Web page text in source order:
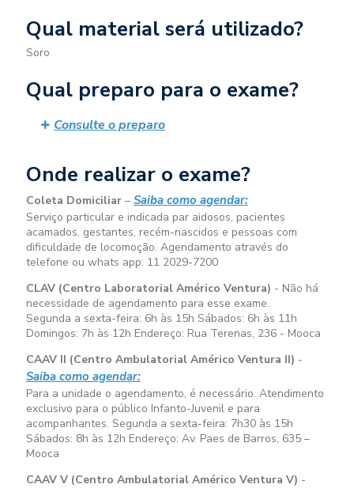
Qual material será utilizado?
Soro
Qual preparo para o exame?
Consulte o preparo
Onde realizar o exame?
Coleta Domiciliar – Saiba como agendar:
Serviço particular e indicada par aidosos, pacientes
acamados, gestantes, recém-nascidos e pessoas com
dificuldade de locomoção. Agendamento através do
telefone ou whats app: 11 2029-7200
CLAV (Centro Laboratorial Américo Ventura) - Não há
necessidade de agendamento para esse exame.
Segunda a sexta-feira: 6h às 15h Sábados: 6h às 11h
Domingos: 7h às 12h Endereço: Rua Terenas, 236 - Mooca
CAAV II (Centro Ambulatorial Américo Ventura II) -
Saiba como agendar:
Para a unidade o agendamento, é necessário. Atendimento
exclusivo para o público Infanto-Juvenil e para
acompanhantes. Segunda a sexta-feira: 7h30 às 15h
Sábados: 8h às 12h Endereço: Av. Paes de Barros, 635 –
Mooca
CAAV V (Centro Ambulatorial Américo Ventura V) -